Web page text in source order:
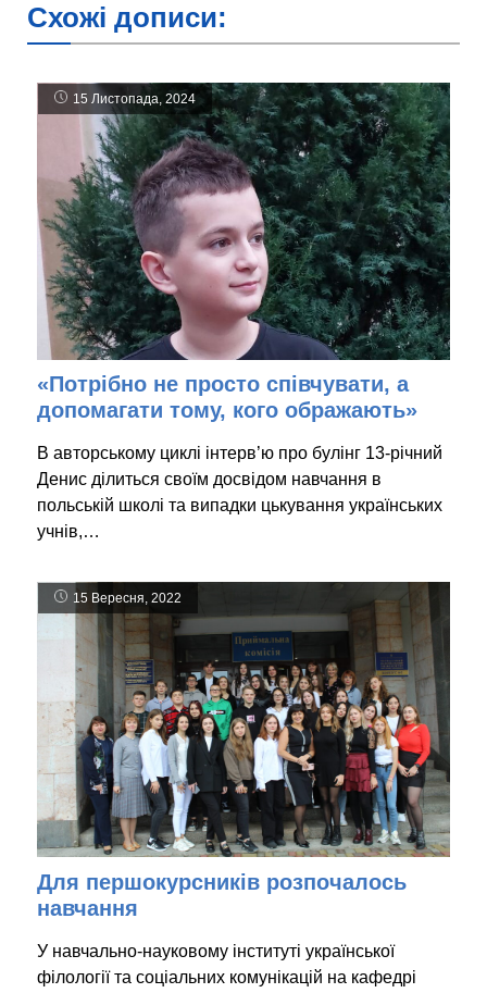
Схожі дописи:
15 Листопада, 2024
«Потрібно не просто співчувати, а
допомагати тому, кого ображають»
В авторському циклі інтерв’ю про булінг 13-річний
Денис ділиться своїм досвідом навчання в
польській школі та випадки цькування українських
учнів,…
15 Вересня, 2022
Для першокурсників розпочалось
навчання
У навчально-науковому інституті української
філології та соціальних комунікацій на кафедрі